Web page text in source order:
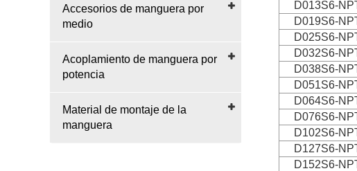
Accesorios de manguera por
medio
Acoplamiento de manguera por
potencia
Material de montaje de la
manguera
D013S6-
D019S6-
D025S6-
D032S6-
D038S6-
D051S6-
D064S6-
D076S6-
D102S6-
D127S6-
D152S6-